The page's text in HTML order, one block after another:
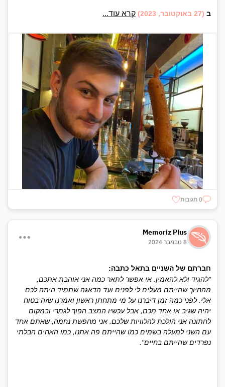
ב (27 באוקטובר, 2023) קרא עוד...
0 תגובות
Memoriz Plus
8 נובמבר 2024
חברתם של השניים בתאל כתבה:
"להגיד ולא להאמין. אי אפשר לתאר כמה אני אוהבת אתכם,
מהחיוך שהייתם מעלים לי לפנים ועד הדאגה שתמיד היתה לכם
אלי. לפני כמה זמן דיברנו על מי מתחתן ראשון ואמרנו שזה בטוח
יהיה שגיב או אחד מכם, אבל עכשיו המצב הפוך לגמרי ובמקום
לחתונה אני הולכת להלוויות שלכם. אני מחפשת נחמה, שאתם אחד
עם השני למעלה בשמים כמו שהייתם פה אתנו, כמו האחים הבלתי
נפרדים שהייתם בחיים".